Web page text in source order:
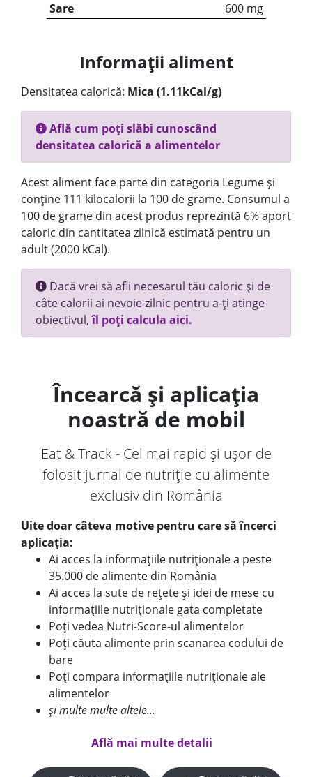
Sare
600 mg
Informații aliment
Densitatea calorică: Mica (1.11kCal/g)
Află cum poți slăbi cunoscând
densitatea calorică a alimentelor
Acest aliment face parte din categoria Legume și
conține 111 kilocalorii la 100 de grame. Consumul a
100 de grame din acest produs reprezintă 6% aport
caloric din cantitatea zilnică estimată pentru un
adult (2000 kCal).
Dacă vrei să afli necesarul tău caloric și de
câte calorii ai nevoie zilnic pentru a-ți atinge
obiectivul,îl poți calcula aici.
Încearcă și aplicația
noastră de mobil
Eat & Track - Cel mai rapid și ușor de
folosit jurnal de nutriție cu alimente
exclusiv din România
Uite doar câteva motive pentru care să încerci
aplicația:
Ai acces la informațiile nutriționale a peste
35.000 de alimente din România
Ai acces la sute de rețete și idei de mese cu
informațiile nutriționale gata completate
Poți vedea Nutri-Score-ul alimentelor
Poți căuta alimente prin scanarea codului de
bare
Poți compara informațiile nutriționale ale
alimentelor
și multe multe altele...
Află mai multe detalii